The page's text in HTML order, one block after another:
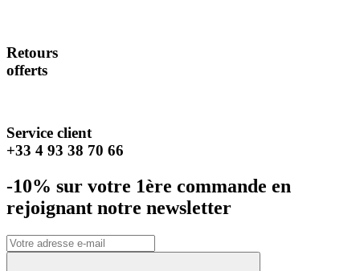
Retours
offerts
Service client
+33 4 93 38 70 66
-10% sur votre 1ère commande en
rejoignant notre newsletter